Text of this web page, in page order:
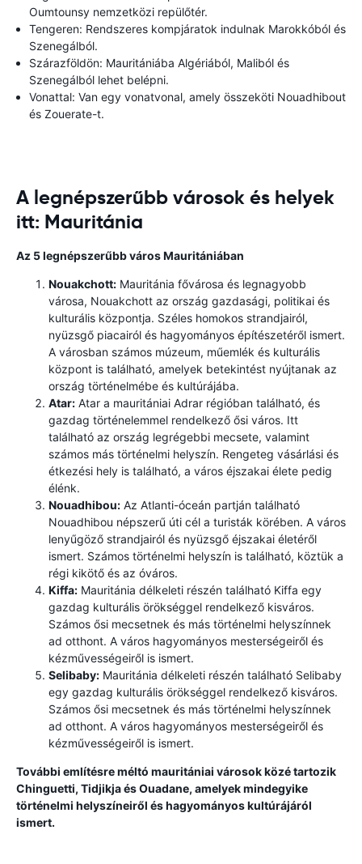
Oumtounsy nemzetközi repülőtér.
Tengeren: Rendszeres kompjáratok indulnak Marokkóból és
Szenegálból.
Szárazföldön: Mauritániába Algériából, Maliból és
Szenegálból lehet belépni.
Vonattal: Van egy vonatvonal, amely összeköti Nouadhibout
és Zouerate-t.
A legnépszerűbb városok és helyek
itt: Mauritánia
Az 5 legnépszerűbb város Mauritániában
Nouakchott: Mauritánia fővárosa és legnagyobb
városa, Nouakchott az ország gazdasági, politikai és
kulturális központja. Széles homokos strandjairól,
nyüzsgő piacairól és hagyományos építészetéről ismert.
A városban számos múzeum, műemlék és kulturális
központ is található, amelyek betekintést nyújtanak az
ország történelmébe és kultúrájába.
Atar: Atar a mauritániai Adrar régióban található, és
gazdag történelemmel rendelkező ősi város. Itt
található az ország legrégebbi mecsete, valamint
számos más történelmi helyszín. Rengeteg vásárlási és
étkezési hely is található, a város éjszakai élete pedig
élénk.
Nouadhibou: Az Atlanti-óceán partján található
Nouadhibou népszerű úti cél a turisták körében. A város
lenyűgöző strandjairól és nyüzsgő éjszakai életéről
ismert. Számos történelmi helyszín is található, köztük a
régi kikötő és az óváros.
Kiffa: Mauritánia délkeleti részén található Kiffa egy
gazdag kulturális örökséggel rendelkező kisváros.
Számos ősi mecsetnek és más történelmi helyszínnek
ad otthont. A város hagyományos mesterségeiről és
kézművességeiről is ismert.
Selibaby: Mauritánia délkeleti részén található Selibaby
egy gazdag kulturális örökséggel rendelkező kisváros.
Számos ősi mecsetnek és más történelmi helyszínnek
ad otthont. A város hagyományos mesterségeiről és
kézművességeiről is ismert.
További említésre méltó mauritániai városok közé tartozik
Chinguetti, Tidjikja és Ouadane, amelyek mindegyike
történelmi helyszíneiről és hagyományos kultúrájáról
ismert.